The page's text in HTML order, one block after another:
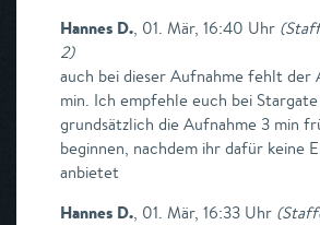
Hannes D., 01. Mär, 16:40 Uhr (
2)
auch bei dieser Aufnahme fehlt der
min. Ich empfehle euch bei Stargate
grundsätzlich die Aufnahme 3 min
beginnen, nachdem ihr dafür keine
anbietet
Hannes D., 01. Mär, 16:33 Uhr (